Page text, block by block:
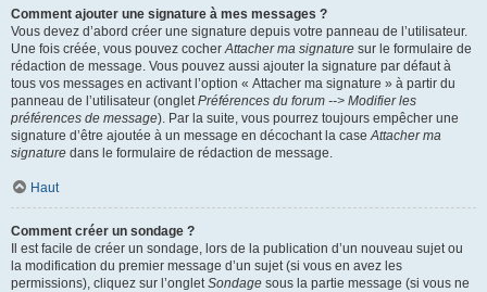
Comment ajouter une signature à mes messages ?
Vous devez d’abord créer une signature depuis votre panneau de l’utilisateur.
Une fois créée, vous pouvez cocherAttacher ma signature sur le formulaire de
rédaction de message. Vous pouvez aussi ajouter la signature par défaut à
tous vos messages en activant l’option « Attacher ma signature » à partir du
panneau de l’utilisateur (ongletPréférences du forum --> Modifier les
préférences de message). Par la suite, vous pourrez toujours empêcher une
signature d’être ajoutée à un message en décochant la caseAttacher ma
signature dans le formulaire de rédaction de message.
Haut
Comment créer un sondage ?
Il est facile de créer un sondage, lors de la publication d’un nouveau sujet ou
la modification du premier message d’un sujet (si vous en avez les
permissions), cliquez sur l’ongletSondage sous la partie message (si vous ne